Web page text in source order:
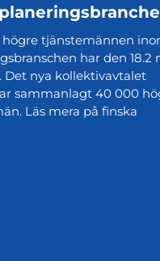
högre tjänstemännen
har den 18.2
Det nya kollektivavtalet
sammanlagt 40 000
Läs mera på finska